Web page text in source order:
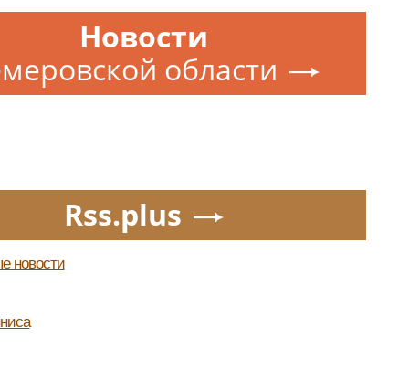
Новости
области
Rss.plus
новости